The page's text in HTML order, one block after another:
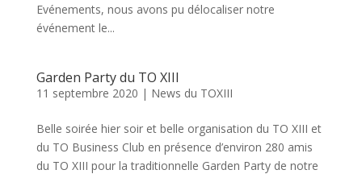
Evénements, nous avons pu délocaliser notre
événement le...
Garden Party du TO XIII
11 septembre 2020 | News du TOXIII
Belle soirée hier soir et belle organisation du TO XIII et
du TO Business Club en présence d’environ 280 amis
du TO XIII pour la traditionnelle Garden Party de notre